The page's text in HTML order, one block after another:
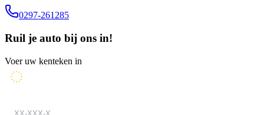
0297-261285
Ruil je auto bij ons in!
Voer uw kenteken in